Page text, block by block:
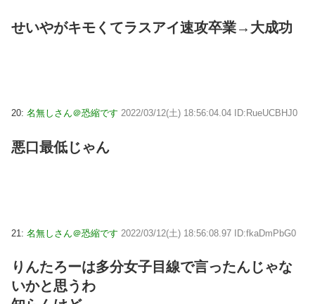
せいやがキモくてラスアイ速攻卒業→大成功
20: 名無しさん＠恐縮です 2022/03/12(土) 18:56:04.04 ID:RueUCBHJ0
悪口最低じゃん
21: 名無しさん＠恐縮です 2022/03/12(土) 18:56:08.97 ID:fkaDmPbG0
りんたろーは多分女子目線で言ったんじゃな
いかと思うわ